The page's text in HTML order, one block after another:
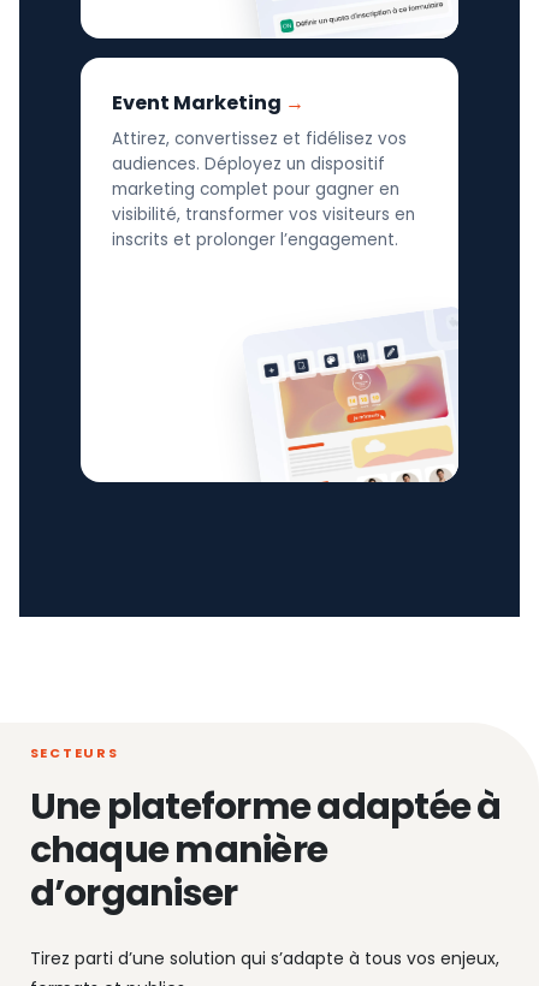
Event Marketing
Attirez, convertissez et fidélisez vos
audiences. Déployez un dispositif
marketing complet pour gagner en
visibilité, transformer vos visiteurs en
inscrits et prolonger l’engagement.
SECTEURS
Une plateforme adaptée à
chaque manière
d’organiser
Tirez parti d’une solution qui s’adapte à tous vos enjeux,